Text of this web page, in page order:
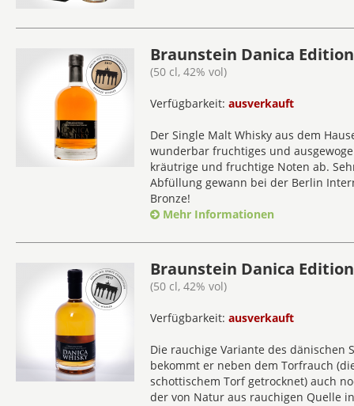
Braunstein Danica
(50 cl, 42% vol)
Verfügbarkeit: ausverkauft
Der Single Malt Whisky aus dem
wunderbar fruchtiges und
kräutrige und fruchtige Noten ab.
Abfüllung gewann bei der Berlin
Bronze!
Mehr Informationen
Braunstein Danica
(50 cl, 42% vol)
Verfügbarkeit: ausverkauft
Die rauchige Variante des dänischen
bekommt er neben dem Torfrauch
schottischem Torf getrocknet) auch
der von Natur aus rauchigen Quelle